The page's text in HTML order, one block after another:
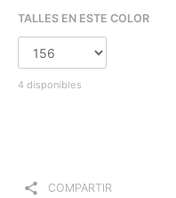
TALLES EN ESTE COLOR
4 disponibles
share COMPARTIR